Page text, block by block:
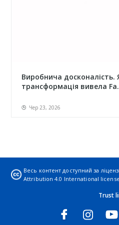
Виробнича досконалість.
трансформація вивела
Чер 23, 2026
Весь контент доступний за
Attribution 4.0 International license
Trust